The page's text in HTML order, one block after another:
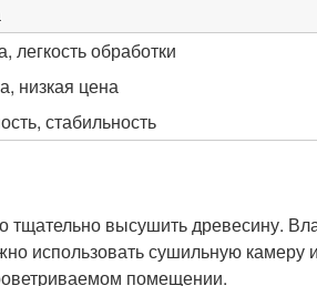
легкость обработки
низкая цена
стабильность
тщательно высушить древесину.
использовать сушильную камеру
помещении.